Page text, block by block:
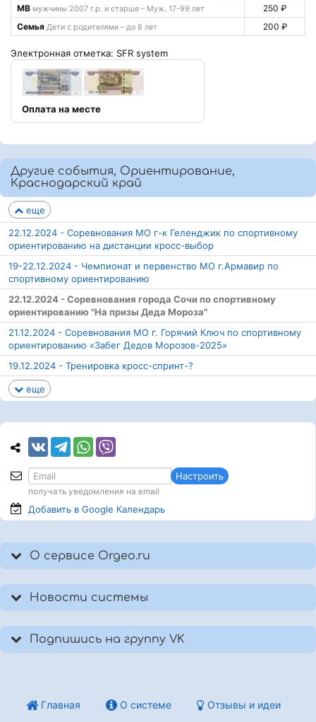
МВ мужчины 2007 г.р. и старше – Муж. 17-99 лет
250 ₽
Семья Дети с родителями – до 8 лет 200 ₽
Электронная отметка: SFR system
Оплата на месте
Другие события, Ориентирование,
Краснодарский край
еще
22.12.2024 - Соревнования МО г-к Геленджик по спортивному
ориентированию на дистанции кросс-выбор
19-22.12.2024 - Чемпионат и первенство МО г.Армавир по
спортивному ориентированию
22.12.2024 - Соревнования города Сочи по спортивному
ориентированию "На призы Деда Мороза"
21.12.2024 - Соревнования МО г. Горячий Ключ по спортивному
ориентированию «Забег Дедов Морозов-2025»
19.12.2024 - Тренировка кросс-спринт-?
еще
Настроить
получать уведомления на email
Добавить в Google Календарь
О сервисе Orgeo.ru
Новости системы
Подпишись на группу VK
Главная О системе Отзывы и идеи